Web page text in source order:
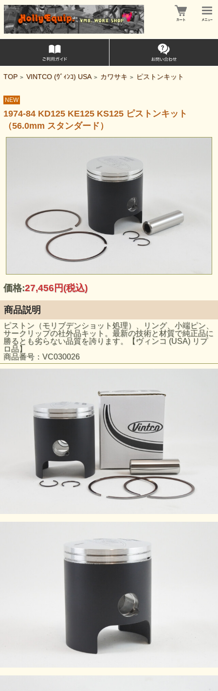
TOP > VINTCO (ｳﾞｨﾝｺ) USA > カワサキ > ピストンキット
NEW
1974-84 KD125 KE125 KS125 ピストンキット
（56.0mm スタンダード）
価格:27,456円(税込)
商品説明
ピストン（モリブデンショット処理）、リング、小端ピン、
サークリップの社外品キット。最新の技術と材質で純正品に
勝るとも劣らない品質を誇ります。【ヴィンコ (USA) リプ
ロ品】
商品番号：VC030026